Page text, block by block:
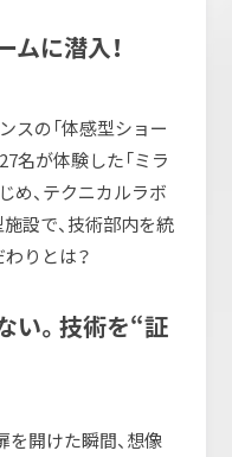
に潜入！
スの「体感型ショー
名が体験した「ミラ
め、テクニカルラボ
設で、技術部内を統
りとは？
い。技術を“証
を開けた瞬間、想像